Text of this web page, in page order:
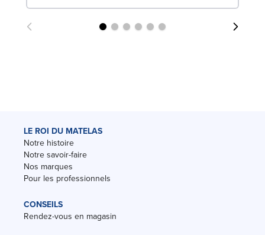
LE ROI DU MATELAS
Notre histoire
Notre savoir-faire
Nos marques
Pour les professionnels
CONSEILS
Rendez-vous en magasin